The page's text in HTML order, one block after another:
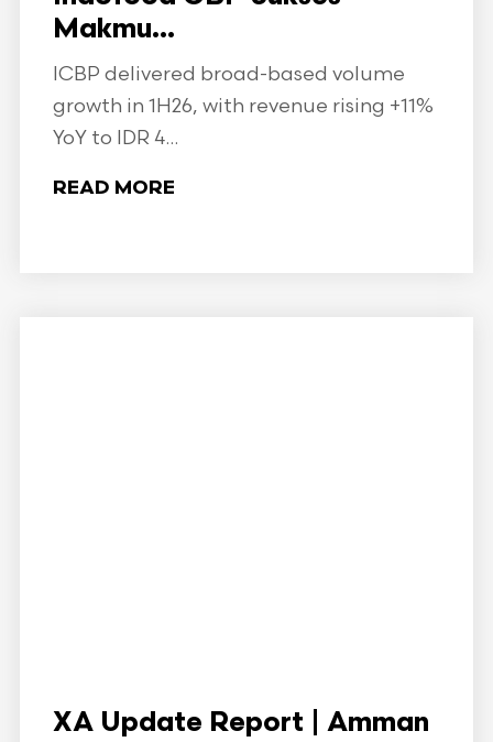
Makmu...
ICBP delivered broad-based volume
growth in 1H26, with revenue rising +11%
YoY to IDR 4...
READ MORE
XA Update Report | Amman